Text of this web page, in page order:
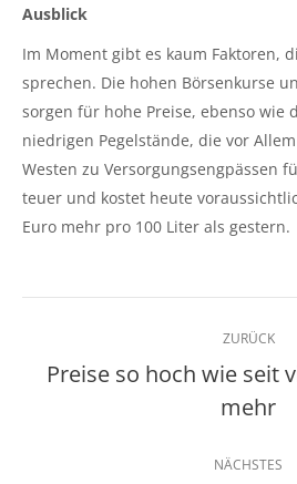
Ausblick
Im Moment gibt es kaum Faktoren,
sprechen. Die hohen Börsenkurse
sorgen für hohe Preise, ebenso wie
niedrigen Pegelstände, die vor
Westen zu Versorgungsengpässen
teuer und kostet heute
Euro mehr pro 100 Liter als gestern.
ZURÜCK
Beitrag:
Preise so hoch wie seit
mehr
NÄCHSTES